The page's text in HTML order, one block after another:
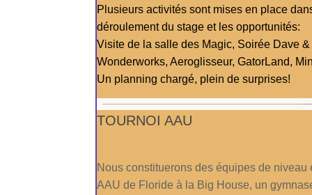
Plusieurs activités sont mises en place
déroulement du stage et les opportunités:
Visite de la salle des Magic, Soirée Dave
Wonderworks, Aeroglisseur, GatorLand,
Un planning chargé, plein de surprises!
TOURNOI AAU
Nous constituerons des équipes de niveau
AAU de Floride à la Big House, un